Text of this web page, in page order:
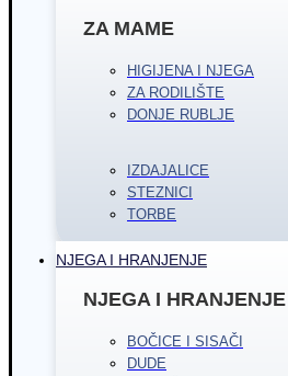
ZA MAME
HIGIJENA I NJEGA
ZA RODILIŠTE
DONJE RUBLJE
IZDAJALICE
STEZNICI
TORBE
NJEGA I HRANJENJE
NJEGA I HRANJENJE
BOČICE I SISAČI
DUDE